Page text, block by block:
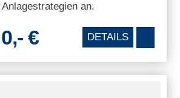
an.
0,- € DETAILS